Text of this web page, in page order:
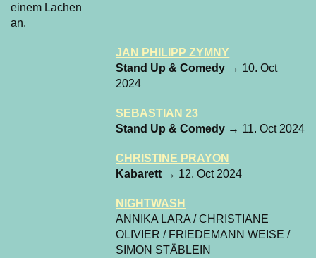
JAN PHILIPP ZYMNY
Stand Up & Comedy → 10. Oct
2024
SEBASTIAN 23
Stand Up & Comedy → 11. Oct 2024
CHRISTINE PRAYON
Kabarett → 12. Oct 2024
NIGHTWASH
ANNIKA LARA / CHRISTIANE
OLIVIER / FRIEDEMANN WEISE /
SIMON STÄBLEIN